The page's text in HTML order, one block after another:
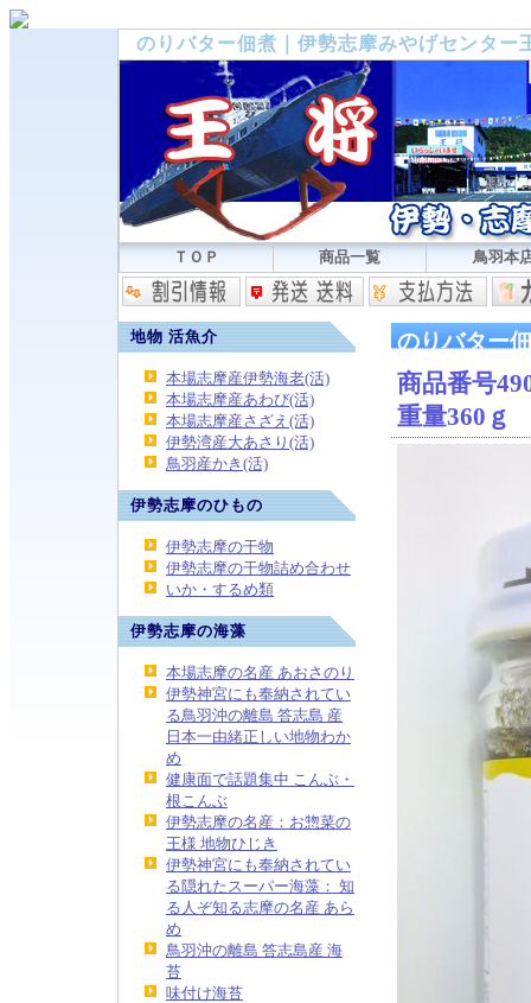
のりバター佃煮｜伊勢志摩みやげセンター
ＴＯＰ 商品一覧 鳥羽本
地物 活魚介
本場志摩産伊勢海老(活)
本場志摩産あわび(活)
本場志摩産さざえ(活)
伊勢湾産大あさり(活)
鳥羽産かき(活)
伊勢志摩のひもの
伊勢志摩の干物
伊勢志摩の干物詰め合わせ
いか・するめ類
伊勢志摩の海藻
本場志摩の名産 あおさのり
伊勢神宮にも奉納されてい
る鳥羽沖の離島 答志島 産
日本一由緒正しい地物わか
め
健康面で話題集中 こんぶ・
根こんぶ
伊勢志摩の名産：お惣菜の
王様 地物ひじき
伊勢神宮にも奉納されてい
る隠れたスーパー海藻： 知
る人ぞ知る志摩の名産 あら
め
鳥羽沖の離島 答志島産 海
苔
味付け海苔
のりバター
商品番号
重量360ｇ